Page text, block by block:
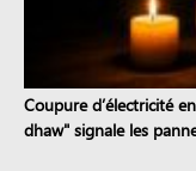
Coupure d’électricité
dhaw" signale les